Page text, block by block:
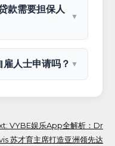
款需要担保人
▼
人士申请吗？ ▼
VYBE娱乐App全解析：Dr
苏才育主席打造亚洲领先达